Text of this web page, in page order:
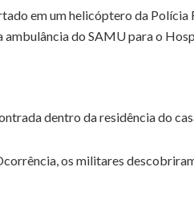
em um helicóptero da Polícia
ambulância do SAMU para o
dentro da residência do
os militares